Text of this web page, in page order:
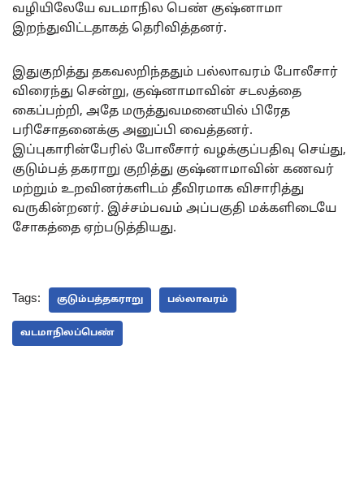
வழியிலேயே வடமாநில பெண் குஷ்னாமா
இறந்துவிட்டதாகத் தெரிவித்தனர்.
இதுகுறித்து தகவலறிந்ததும் பல்லாவரம் போலீசார்
விரைந்து சென்று, குஷ்னாமாவின் சடலத்தை
கைப்பற்றி, அதே மருத்துவமனையில் பிரேத
பரிசோதனைக்கு அனுப்பி வைத்தனர்.
இப்புகாரின்பேரில் போலீசார் வழக்குப்பதிவு செய்து,
குடும்பத் தகராறு குறித்து குஷ்னாமாவின் கணவர்
மற்றும் உறவினர்களிடம் தீவிரமாக விசாரித்து
வருகின்றனர். இச்சம்பவம் அப்பகுதி மக்களிடையே
சோகத்தை ஏற்படுத்தியது.
Tags: குடும்பத்தகராறு பல்லாவரம்
வடமாநிலப்பெண்